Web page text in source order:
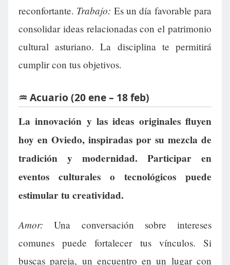
reconfortante. Trabajo: Es un día favorable para
consolidar ideas relacionadas con el patrimonio
cultural asturiano. La disciplina te permitirá
cumplir con tus objetivos.
♒ Acuario (20 ene – 18 feb)
La innovación y las ideas originales fluyen
hoy en Oviedo, inspiradas por su mezcla de
tradición y modernidad. Participar en
eventos culturales o tecnológicos puede
estimular tu creatividad.
Amor: Una conversación sobre intereses
comunes puede fortalecer tus vínculos. Si
buscas pareja, un encuentro en un lugar con